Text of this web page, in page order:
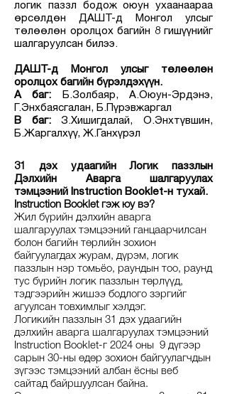
логик паззл бодож оюун ухаанаараа
өрсөлдөн ДАШТ-д Монгол улсыг
төлөөлөн оролцох багийн 8 гишүүнийг
шалгаруулсан билээ.
ДАШТ-д Монгол улсыг төлөөлөн
оролцох багийн бүрэлдэхүүн.
А баг: Б.Золбаяр, А.Оюун-Эрдэнэ,
Г.Энхбаясгалан, Б.Пүрэвжаргал
B баг:З.Хишигдалай, О.Энхтүвшин,
Б.Жаргалхүү, Ж.Ганхүрэл
31 дэх удаагийн Логик паззлын
Дэлхийн Аварга шалгаруулах
тэмцээний Instruction Booklet-н тухай.
Instruction Booklet гэж юу вэ?
Жил бүрийн дэлхийн аварга
шалгаруулах тэмцээний ганцаарчилсан
болон багийн төрлийн зохион
байгуулагдах журам, дүрэм, логик
паззлын нэр томьёо, раундын тоо, раунд
тус бүрийн логик паззлын төрлүүд,
тэдгээрийн жишээ бодлого зэргийг
агуулсан товхимлыг хэлдэг.
Логикийн паззлын 31 дэх удаагийн
дэлхийн аварга шалгаруулах тэмцээний
Instruction Booklet-г 2024 оны 9 дүгээр
сарын 30-ны өдөр зохион байгуулагчдын
зүгээс тэмцээний албан ёсны веб
сайтад байршуулсан байна.